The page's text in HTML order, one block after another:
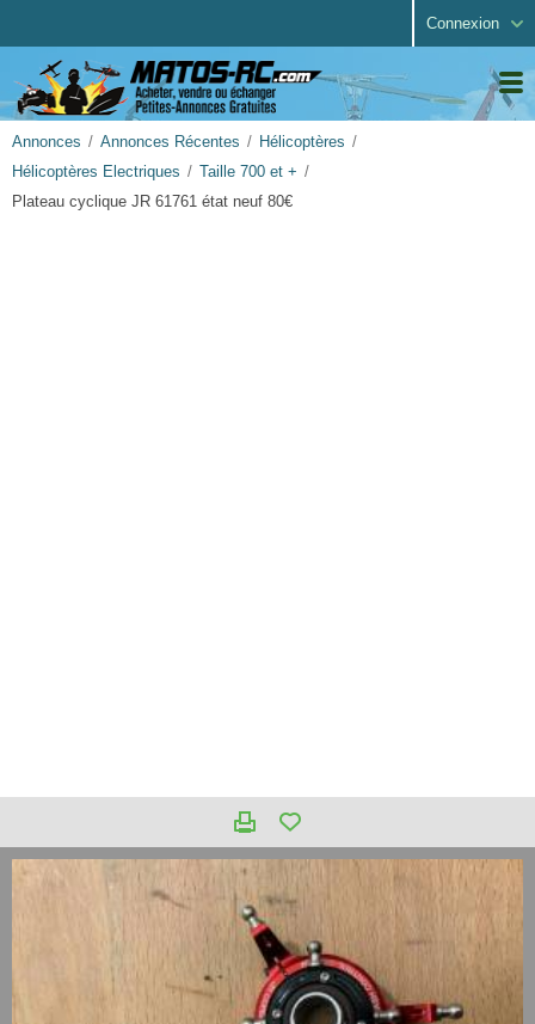
Connexion
Annonces Annonces Récentes
Hélicoptères
Hélicoptères Electriques
Taille 700 et +
Plateau cyclique JR 61761 état neuf 80€